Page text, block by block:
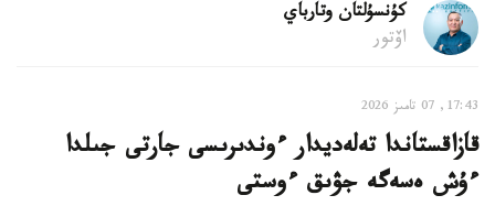
كۇنسۇلتان وتارباي
اۆتور
17:43, 07 تامىز 2026
قازاقستاندا تەلەديدار ءوندىرىسى جارتى جىلدا
ءۇش ەسەگە جۋىق ءوستى